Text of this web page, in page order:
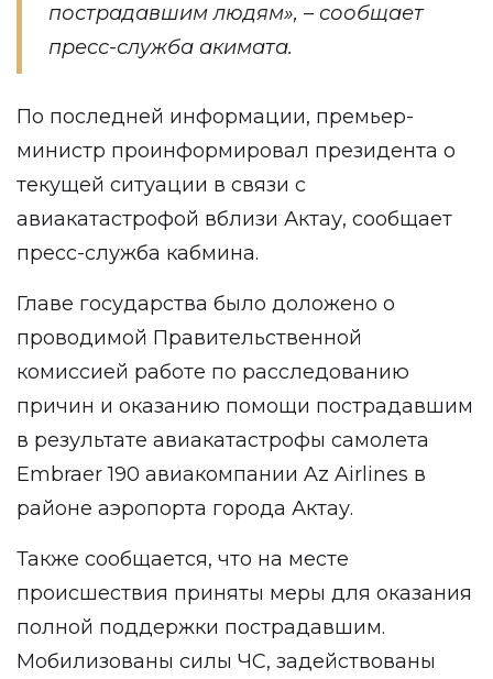
пострадавшим людям», – сообщает
пресс-служба акимата.
По последней информации, премьер-
министр проинформировал президента о
текущей ситуации в связи с
авиакатастрофой вблизи Актау, сообщает
пресс-служба кабмина.
Главе государства было доложено о
проводимой Правительственной
комиссией работе по расследованию
причин и оказанию помощи пострадавшим
в результате авиакатастрофы самолета
Embraer 190 авиакомпании Az Airlines в
районе аэропорта города Актау.
Также сообщается, что на месте
происшествия приняты меры для оказания
полной поддержки пострадавшим.
Мобилизованы силы ЧС, задействованы